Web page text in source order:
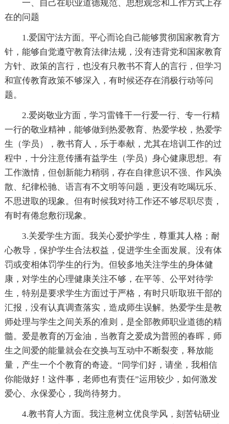
一、自己在职业道德规范、思想观念和工作方式上存
在的问题
1.爱国守法方面。平心而论自己能够贯彻国家教育方
针，能够自觉遵守教育法律法规，没有违背党和国家教育
方针、政策的言行，也没有只教书不育人的言行，但学习
和宣传教育政策不够深入，有时候还存在消极行动等问
题。
2.爱岗敬业方面，学习雷锋干一行爱一行、专一行精
一行的敬业精神，能够做到热爱教育、热爱学校，热爱学
生（学员），教书育人，乐于奉献，尤其在培训工作的过
程中，十分注意传播有益学生（学员）身心健康思想。有
工作激情，但创新能力稍弱，存在自律意识不强、作风涣
散、纪律松驰、语言有不文明等问题，更没有吃喝玩乐、
不思进取的现象。但有时候我对待工作还不够尽职尽责，
有时有倦怠敷衍现象。
3.关爱学生方面。我关心爱护学生，尊重其人格；耐
心教导，保护学生合法权益，促进学生全面发展。没有体
罚或变相体罚学生的行为。但较多地关注学生的身体健
康，对学生的心理健康关注不够，在平等、公平对待学
生，特别是要求学生方面过于严格，有时只听取班干部的
汇报，没有认真调查落实，造成师生误解。热爱学生是教
师处理与学生之间关系的准则，是全部教师职业道德的精
髓。爱是教育的万金油，当教育之爱成为普照的春晖，师
生之间爱的能量就会在交换与互动中不断裂变，释放能
量，产生一个个教育的奇迹。“同学们好，请坐，我相信
你能做好！这件事，老师也有责任”运用较少，如何激发
爱心、永保爱心，我尚待努力。
4.教书育人方面。我注意树立优良学风，刻苦钻研业